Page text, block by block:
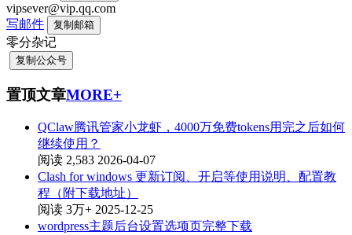
vipsever@vip.qq.com
写邮件
复制邮箱
零分杂记
复制公众号
置顶文章MORE+
QClaw腾讯管家小龙虾，4000万免费tokens用完之后如何
继续使用？
阅读 2,583 2026-04-07
Clash for windows 更新订阅、开启等使用说明、配置教
程（附下载地址）
阅读 3万+ 2025-12-25
wordpress主题后台设置选项页完整下载